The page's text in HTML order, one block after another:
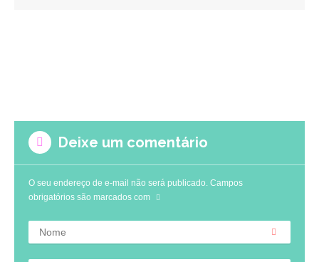
Deixe um comentário
O seu endereço de e-mail não será publicado. Campos
obrigatórios são marcados com
Nome